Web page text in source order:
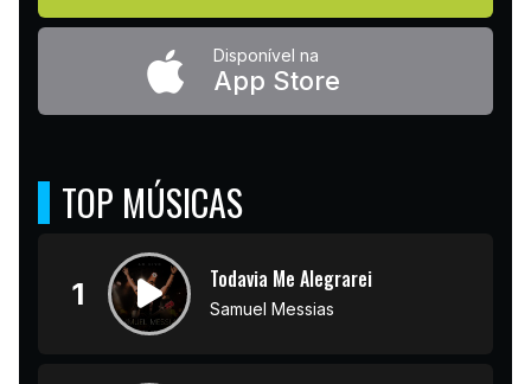
Disponível na
App Store
TOP MÚSICAS
1 Todavia Me Alegrarei
Samuel Messias